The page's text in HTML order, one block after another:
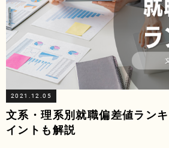
2021.12.05
文系・理系別就職偏差値ラン
イントも解説